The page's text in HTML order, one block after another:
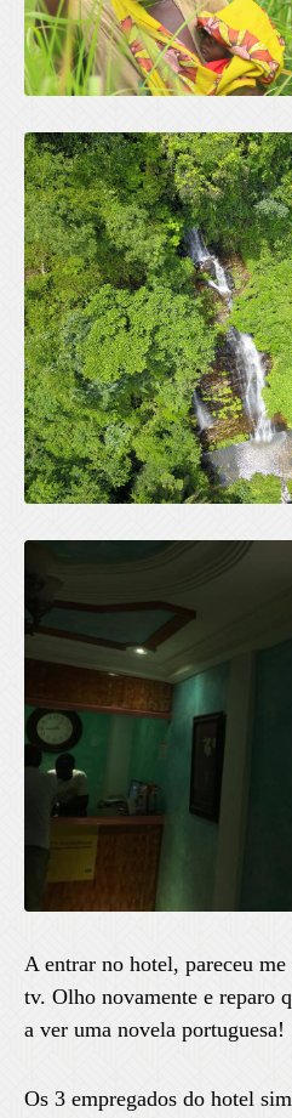
A entrar no hotel, pareceu
tv. Olho novamente e reparo
a ver uma novela portuguesa!
Os 3 empregados do hotel